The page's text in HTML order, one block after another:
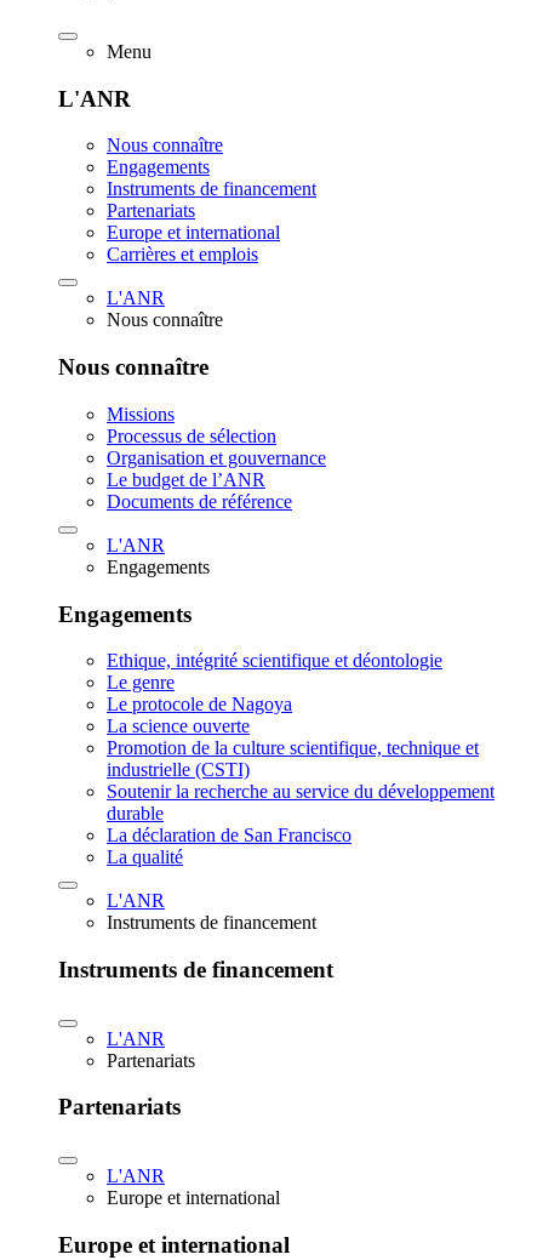
Menu
L'ANR
Nous connaître
Engagements
Instruments de financement
Partenariats
Europe et international
Carrières et emplois
L'ANR
Nous connaître
Nous connaître
Missions
Processus de sélection
Organisation et gouvernance
Le budget de l’ANR
Documents de référence
L'ANR
Engagements
Engagements
Ethique, intégrité scientifique et déontologie
Le genre
Le protocole de Nagoya
La science ouverte
Promotion de la culture scientifique, technique et
industrielle (CSTI)
Soutenir la recherche au service du développement
durable
La déclaration de San Francisco
La qualité
L'ANR
Instruments de financement
Instruments de financement
L'ANR
Partenariats
Partenariats
L'ANR
Europe et international
Europe et international